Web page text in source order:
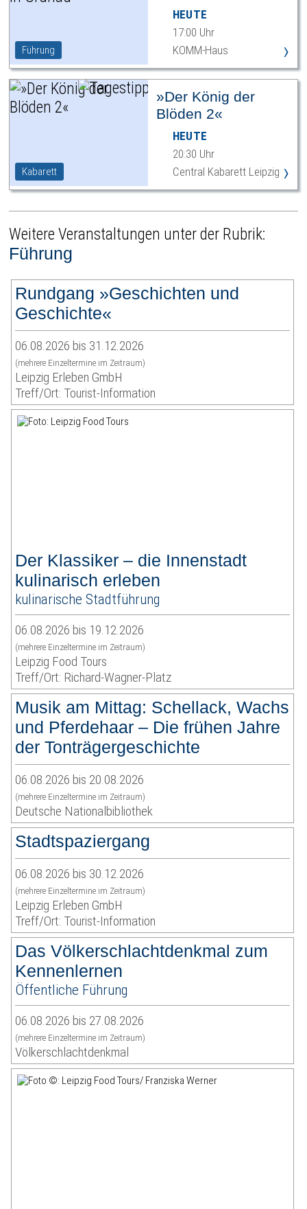
Führung
HEUTE
17:00 Uhr
KOMM-Haus
›
Kabarett
»Der König der
Blöden 2«
HEUTE
20:30 Uhr
Central Kabarett Leipzig ›
Weitere Veranstaltungen unter der Rubrik:
Führung
Rundgang »Geschichten und
Geschichte«
06.08.2026 bis 31.12.2026
(mehrere Einzeltermine im Zeitraum)
Leipzig Erleben GmbH
Treff/Ort: Tourist-Information
Der Klassiker – die Innenstadt
kulinarisch erleben
kulinarische Stadtführung
06.08.2026 bis 19.12.2026
(mehrere Einzeltermine im Zeitraum)
Leipzig Food Tours
Treff/Ort: Richard-Wagner-Platz
Musik am Mittag: Schellack, Wachs
und Pferdehaar – Die frühen Jahre
der Tonträgergeschichte
06.08.2026 bis 20.08.2026
(mehrere Einzeltermine im Zeitraum)
Deutsche Nationalbibliothek
Stadtspaziergang
06.08.2026 bis 30.12.2026
(mehrere Einzeltermine im Zeitraum)
Leipzig Erleben GmbH
Treff/Ort: Tourist-Information
Das Völkerschlachtdenkmal zum
Kennenlernen
Öffentliche Führung
06.08.2026 bis 27.08.2026
(mehrere Einzeltermine im Zeitraum)
Völkerschlachtdenkmal